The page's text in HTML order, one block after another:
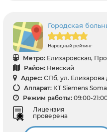
Городская
Народный рейтинг
Метро: Елизаровская,
Район: Невский
Адрес: СПб, ул. Елизарова
Аппарат: КТ Siemens
Режим работы: 09:00-
Лицензия
проверена